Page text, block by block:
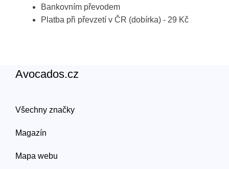
Bankovním převodem
Platba při převzetí v ČR (dobírka) - 29 Kč
Avocados.cz
Všechny značky
Magazín
Mapa webu